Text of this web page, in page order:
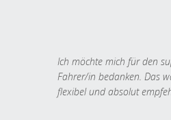
Ich möchte mich für den
Fahrer/in bedanken. Das
flexibel und absolut